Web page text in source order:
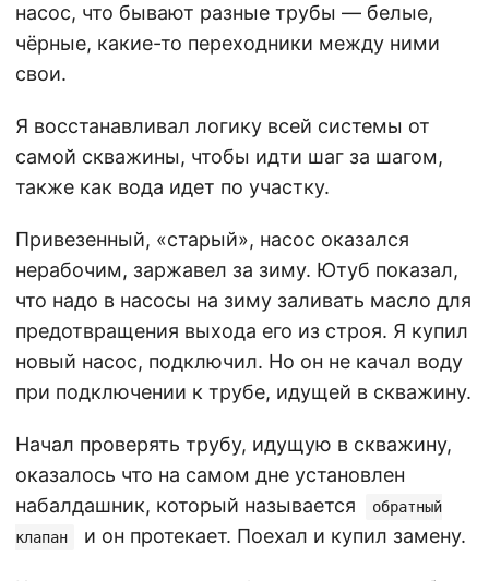
насос, что бывают разные трубы — белые,
чёрные, какие-то переходники между ними
свои.
Я восстанавливал логику всей системы от
самой скважины, чтобы идти шаг за шагом,
также как вода идет по участку.
Привезенный, «старый», насос оказался
нерабочим, заржавел за зиму. Ютуб показал,
что надо в насосы на зиму заливать масло для
предотвращения выхода его из строя. Я купил
новый насос, подключил. Но он не качал воду
при подключении к трубе, идущей в скважину.
Начал проверять трубу, идущую в скважину,
оказалось что на самом дне установлен
набалдашник, который называется
обратный
клапан
и он протекает. Поехал и купил замену.